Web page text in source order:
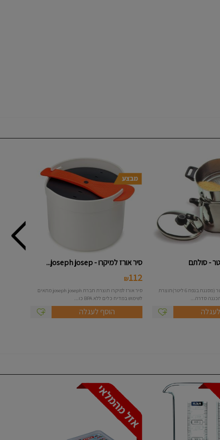
סיר קוסקוס בנפח 9 ליטר (מסננת בנפח 6 ליטר)תוצרת
סדרה...
סיר אורז למיקרו - joseph josep...
112
₪
סיר אורז למיקרו תוצרת חברת joseph joseph מתאים
לשימוש במדיח כלים ללא BPA כו...
הוסף לעגלה